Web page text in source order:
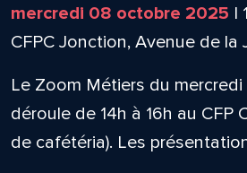
mercredi 08 octobre 2025 |
CFPC Jonction, Avenue de la
Le Zoom Métiers du
déroule de 14h à 16h au
de cafétéria). Les